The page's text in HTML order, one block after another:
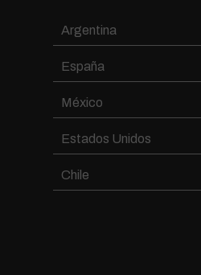
Argentina
España
México
Estados Unidos
Chile